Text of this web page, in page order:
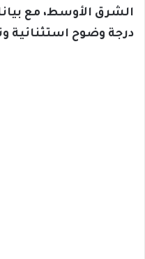
الشرق الأوسط، مع
درجة وضوح استثنائية